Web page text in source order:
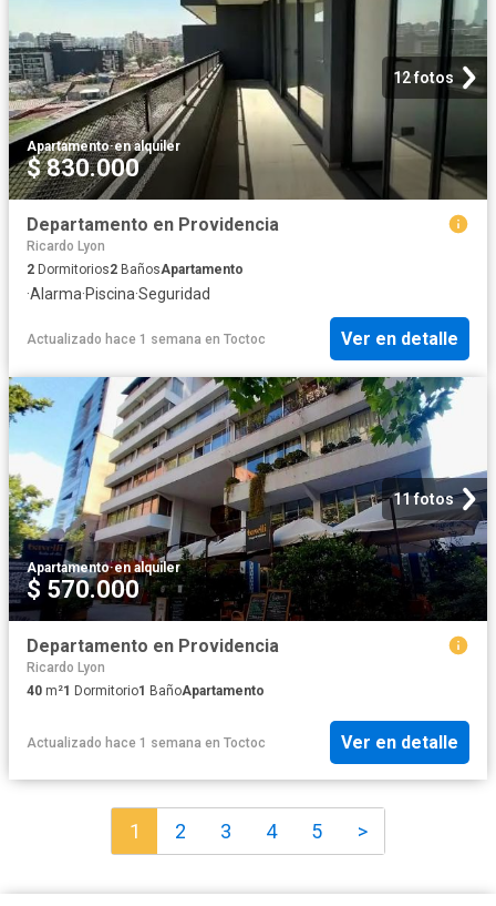
12 fotos
Apartamento·en alquiler
$ 830.000
Departamento en Providencia
Ricardo Lyon
2 Dormitorios2 BañosApartamento
·Alarma·Piscina·Seguridad
Actualizado hace 1 semana en Toctoc Ver en detalle
11 fotos
Apartamento·en alquiler
$ 570.000
Departamento en Providencia
Ricardo Lyon
40 m²1 Dormitorio1 BañoApartamento
Actualizado hace 1 semana en Toctoc Ver en detalle
1 2 3 4 5 >